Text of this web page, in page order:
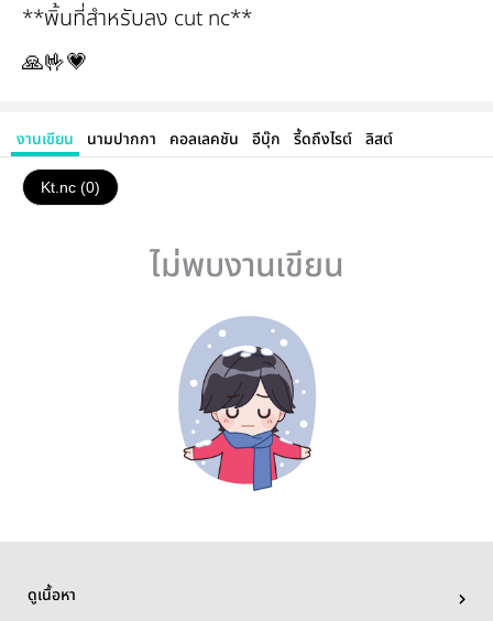
**พิ้นที่สำหรับลง cut nc**
🙏🤟💗
งานเขียน นามปากกา คอลเลคชัน อีบุ๊ก รี้ดถึงไรต์ ลิสต์
Kt.nc (0)
ไม่พบงานเขียน
ดูเนื้อหา